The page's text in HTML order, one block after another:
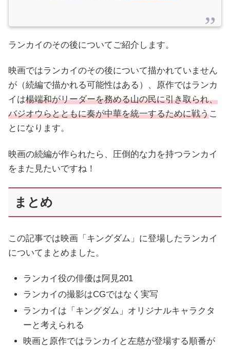
ランカイのその後についてご紹介します。
映画ではランカイのその後について描かれていません
が（続編で描かれる可能性はある）、原作ではランカ
イは楊端和がリーダーを務める山の民に引き取られ、
バジオウらとともに奏が中華を統一するために戦うこ
とになります。
映画の続編が作られたら、圧倒的な力を持つランカイ
をまた見たいですね！
まとめ
この記事では映画「キングダム」に登場したランカイ
についてまとめました。
ランカイ役の俳優は阿見201
ランカイの撮影はCGではなく実写
ランカイは「キングダム」オリジナルキャラクタ
ーと考えられる
映画と原作ではランカイと左慈が登場する順番が